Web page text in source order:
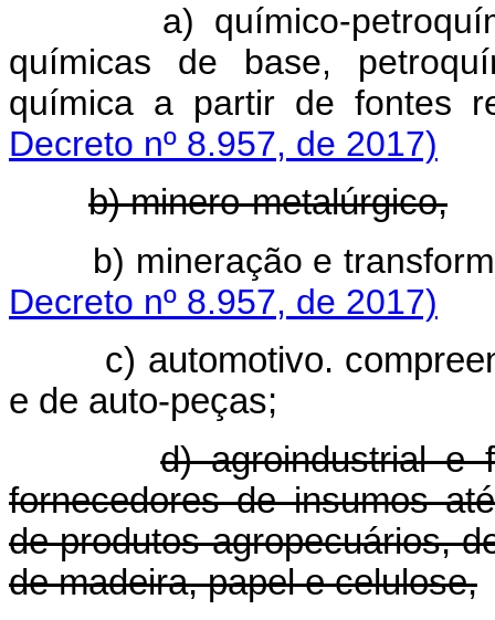
a) químico-
químicas de base,
química a partir de
Decreto nº 8.957, de 2017)
b) minero-metalúrgico,
b) mineração e
Decreto nº 8.957, de 2017)
c) automotivo.
e de auto-peças;
d) agroindustrial e
fornecedores de insumos
de produtos agropecuários,
de madeira, papel e celulose,